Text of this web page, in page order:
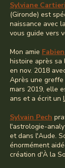
Sylviane Cartieri
(Gironde) est
naissance avec
vous guide vers
Mon amie
histoire après sa
en nov. 2018
Après une
mars 2019, elle
ans et a écrit un
Sylvain Pech
l'astrologie-
et dans l'Aude.
énormément
création d'À la